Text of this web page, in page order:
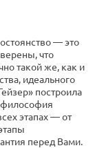
— это
что
такой же, как и
идеального
построила
философия
этапах — от
перед Вами.